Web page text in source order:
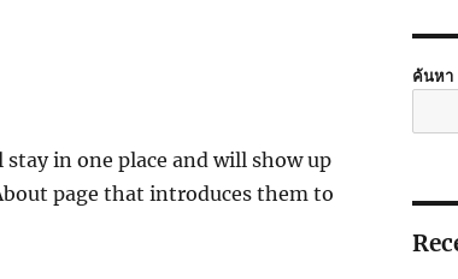
in one place and will show up
page that introduces them to
ค้นหา